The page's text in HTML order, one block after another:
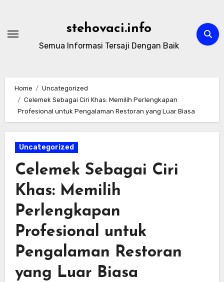
content
stehovaci.info
Semua Informasi Tersaji Dengan Baik
Home
Uncategorized
Celemek Sebagai Ciri Khas: Memilih Perlengkapan
Profesional untuk Pengalaman Restoran yang Luar Biasa
Uncategorized
Celemek Sebagai Ciri
Khas: Memilih
Perlengkapan
Profesional untuk
Pengalaman Restoran
yang Luar Biasa